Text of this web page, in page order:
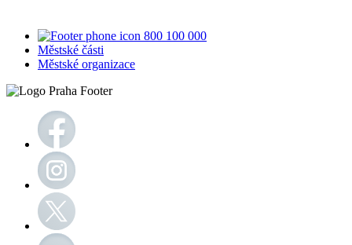
800 100 000
Městské části
Městské organizace